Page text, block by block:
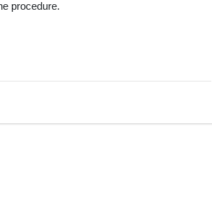
procedure.